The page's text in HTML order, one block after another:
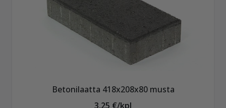
Betonilaatta 418x208x80 musta
3,25 €/kpl